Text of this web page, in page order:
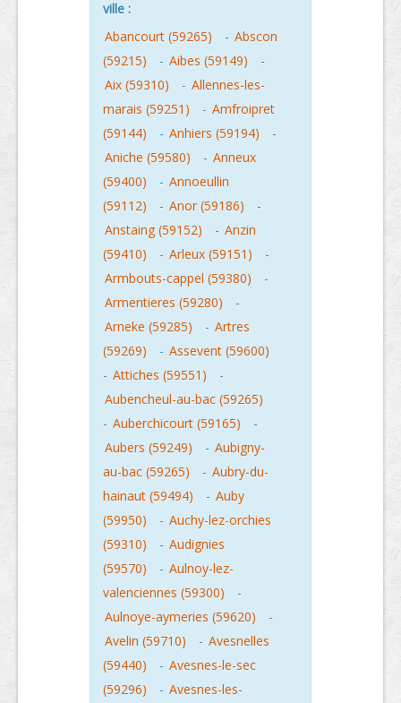
ville :
Abancourt (59265)
- Abscon
(59215)
- Aibes (59149)
-
Aix (59310)
- Allennes-les-
marais (59251)
- Amfroipret
(59144)
- Anhiers (59194)
-
Aniche (59580)
- Anneux
(59400)
- Annoeullin
(59112)
- Anor (59186)
-
Anstaing (59152)
- Anzin
(59410)
- Arleux (59151)
-
Armbouts-cappel (59380)
-
Armentieres (59280)
-
Arneke (59285)
- Artres
(59269)
- Assevent (59600)
- Attiches (59551)
-
Aubencheul-au-bac (59265)
- Auberchicourt (59165)
-
Aubers (59249)
- Aubigny-
au-bac (59265)
- Aubry-du-
hainaut (59494)
- Auby
(59950)
- Auchy-lez-orchies
(59310)
- Audignies
(59570)
- Aulnoy-lez-
valenciennes (59300)
-
Aulnoye-aymeries (59620)
-
Avelin (59710)
- Avesnelles
(59440)
- Avesnes-le-sec
(59296)
- Avesnes-les-